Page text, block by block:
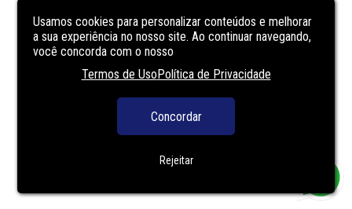
Usamos cookies para personalizar conteúdos e melhorar
a sua experiência no nosso site. Ao continuar navegando,
você concorda com o nosso
Termos de UsoPolítica de Privacidade
Concordar
Rejeitar